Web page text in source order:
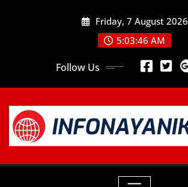
Friday, 7 August 2026
5:03:47 AM
Follow Us